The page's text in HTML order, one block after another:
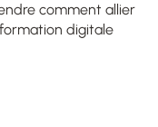
comment allier
digitale